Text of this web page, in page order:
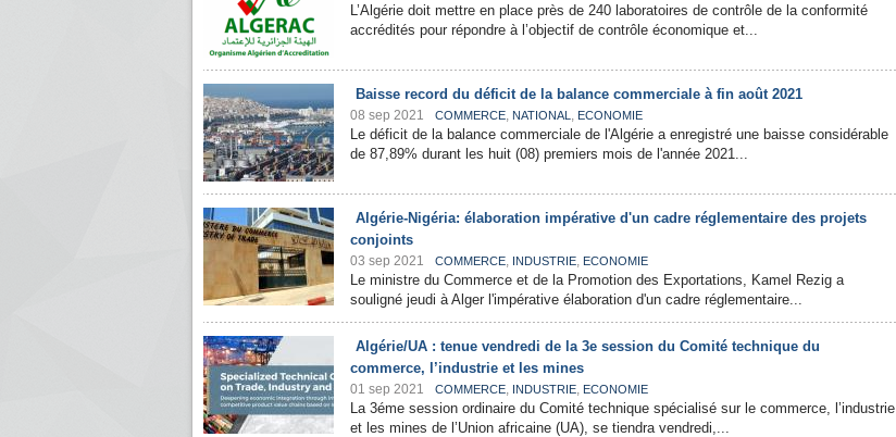
L’Algérie doit mettre en place près de 240 laboratoires de contrôle de la conformité
accrédités pour répondre à l’objectif de contrôle économique et...
Baisse record du déficit de la balance commerciale à fin août 2021
08 sep 2021 COMMERCE, NATIONAL , ECONOMIE
Le déficit de la balance commerciale de l'Algérie a enregistré une baisse considérable
de 87,89% durant les huit (08) premiers mois de l'année 2021...
Algérie-Nigéria: élaboration impérative d'un cadre réglementaire des projets
conjoints
03 sep 2021 COMMERCE, INDUSTRIE, ECONOMIE
Le ministre du Commerce et de la Promotion des Exportations, Kamel Rezig a
souligné jeudi à Alger l'impérative élaboration d'un cadre réglementaire...
Algérie/UA : tenue vendredi de la 3e session du Comité technique du
commerce, l’industrie et les mines
01 sep 2021 COMMERCE, INDUSTRIE, ECONOMIE
La 3éme session ordinaire du Comité technique spécialisé sur le commerce, l’industrie
et les mines de l’Union africaine (UA), se tiendra vendredi,...